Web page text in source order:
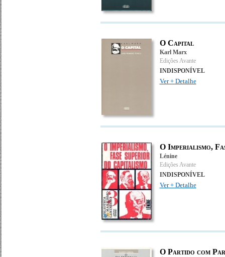
O Capital
Karl Marx
Edições Avante
INDISPONÍVEL
Ver + Detalhe
O Imperialismo,
Lénine
Edições Avante
INDISPONÍVEL
Ver + Detalhe
O Partido com